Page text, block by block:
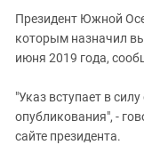
Северная Осетия -
СКФО
Ставропольский край
Чечня
Южная Осетия
Президент Южной
которым назначил
июня 2019 года,
"Указ вступает в
опубликования", -
сайте президента.